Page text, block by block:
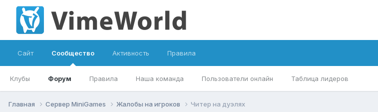
Сайт Сообщество
Клубы Форум Правила Наша команда Пользователи онлайн Таблица лидеров
Активность Правила
Главная Сервер MiniGames Жалобы на игроков Читер на дуэлях